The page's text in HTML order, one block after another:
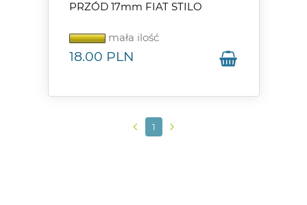
PRZÓD 17mm FIAT STILO
mała ilość
18.00 PLN
1